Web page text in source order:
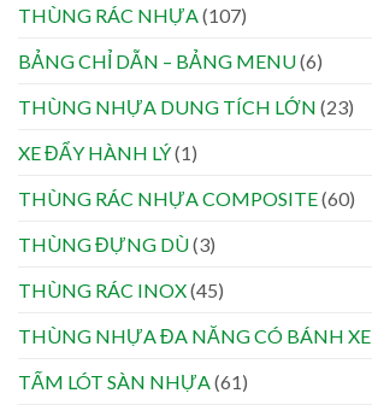
THÙNG RÁC NHỰA (107)
BẢNG CHỈ DẪN – BẢNG MENU(6)
THÙNG NHỰA DUNG TÍCH LỚN (23)
XE ĐẨY HÀNH LÝ(1)
THÙNG RÁC NHỰA COMPOSITE(60)
THÙNG ĐỰNG DÙ(3)
THÙNG RÁC INOX(45)
THÙNG NHỰA ĐA NĂNG CÓ BÁNH XE
TẤM LÓT SÀN NHỰA (61)